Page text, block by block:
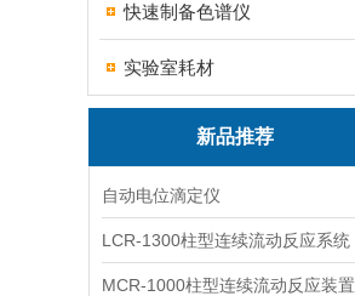
快速制备色谱仪
实验室耗材
新品推荐
自动电位滴定仪
LCR-1300柱型连续流动反应系统
MCR-1000柱型连续流动反应装置